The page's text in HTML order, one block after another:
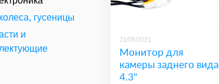
гусеницы
и
21/05/2021
Монитор для
камеры заднего вида
4.3"